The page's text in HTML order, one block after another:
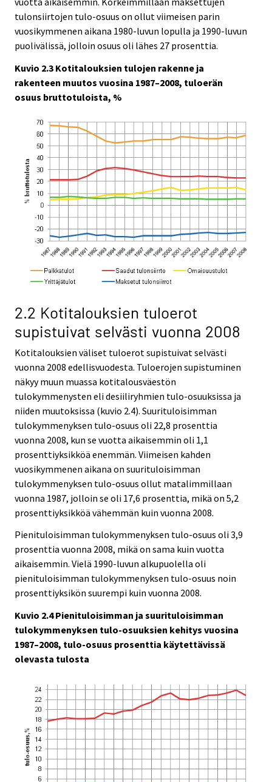
tulonsiirtojen tulo-osuus on ollut viimeisen parin
vuosikymmenen aikana 1980-luvun lopulla ja 1990-luvun
puolivälissä, jolloin osuus oli lähes 27 prosenttia.
Kuvio 2.3 Kotitalouksien tulojen rakenne ja
rakenteen muutos vuosina 1987–2008, tuloerän
osuus bruttotuloista, %
2.2 Kotitalouksien tuloerot
supistuivat selvästi vuonna 2008
Kotitalouksien väliset tuloerot supistuivat selvästi
vuonna 2008 edellisvuodesta. Tuloerojen supistuminen
näkyy muun muassa kotitalousväestön
tulokymmenysten eli desiiliryhmien tulo-osuuksissa ja
niiden muutoksissa (kuvio 2.4). Suurituloisimman
tulokymmenyksen tulo-osuus oli 22,8 prosenttia
vuonna 2008, kun se vuotta aikaisemmin oli 1,1
prosenttiyksikköä enemmän. Viimeisen kahden
vuosikymmenen aikana on suurituloisimman
tulokymmenyksen tulo-osuus ollut matalimmillaan
vuonna 1987, jolloin se oli 17,6 prosenttia, mikä on 5,2
prosenttiyksikköä vähemmän kuin vuonna 2008.
Pienituloisimman tulokymmenyksen tulo-osuus oli 3,9
prosenttia vuonna 2008, mikä on sama kuin vuotta
aikaisemmin. Vielä 1990-luvun alkupuolella oli
pienituloisimman tulokymmenyksen tulo-osuus noin
prosenttiyksikön suurempi kuin vuonna 2008.
Kuvio 2.4 Pienituloisimman ja suurituloisimman
tulokymmenyksen tulo-osuuksien kehitys vuosina
1987–2008, tulo-osuus prosenttia käytettävissä
olevasta tulosta